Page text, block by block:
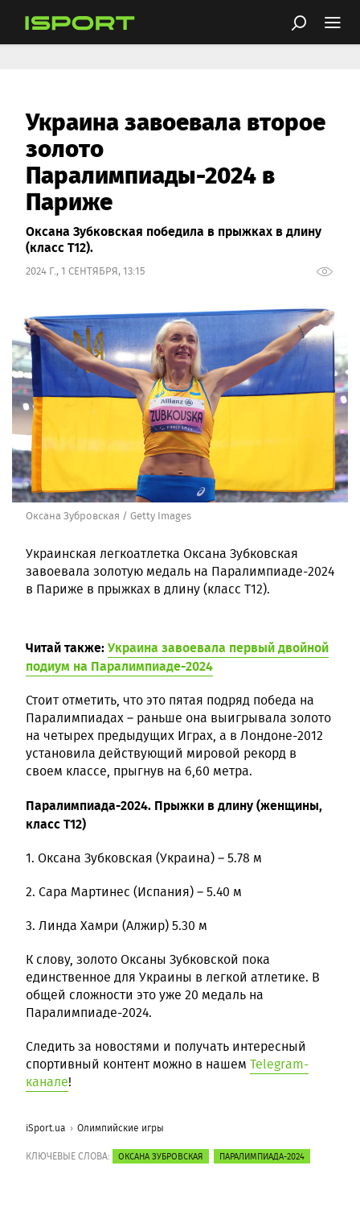
Украина завоевала второе
золото
Паралимпиады-2024 в
Париже
Оксана Зубковская победила в прыжках в длину
(класс T12).
2024 Г., 1 СЕНТЯБРЯ, 13:15
Оксана Зубровская / Getty Images
Украинская легкоатлетка Оксана Зубковская
завоевала золотую медаль на Паралимпиаде-2024
в Париже в прыжках в длину (класс T12).
Читай также:Украина завоевала первый двойной
подиум на Паралимпиаде-2024
Стоит отметить, что это пятая подряд победа на
Паралимпиадах – раньше она выигрывала золото
на четырех предыдущих Играх, а в Лондоне-2012
установила действующий мировой рекорд в
своем классе, прыгнув на 6,60 метра.
Паралимпиада-2024. Прыжки в длину (женщины,
класс T12)
1. Оксана Зубковская (Украина) – 5.78 м
2. Сара Мартинес (Испания) – 5.40 м
3. Линда Хамри (Алжир) 5.30 м
К слову, золото Оксаны Зубковской пока
единственное для Украины в легкой атлетике. В
общей сложности это уже 20 медаль на
Паралимпиаде-2024.
Следить за новостями и получать интересный
спортивный контент можно в нашем Telegram-
канале!
iSport.ua Олимпийские игры
КЛЮЧЕВЫЕ СЛОВА: ОКСАНА ЗУБРОВСКАЯ ПАРАЛИМПИАДА-2024